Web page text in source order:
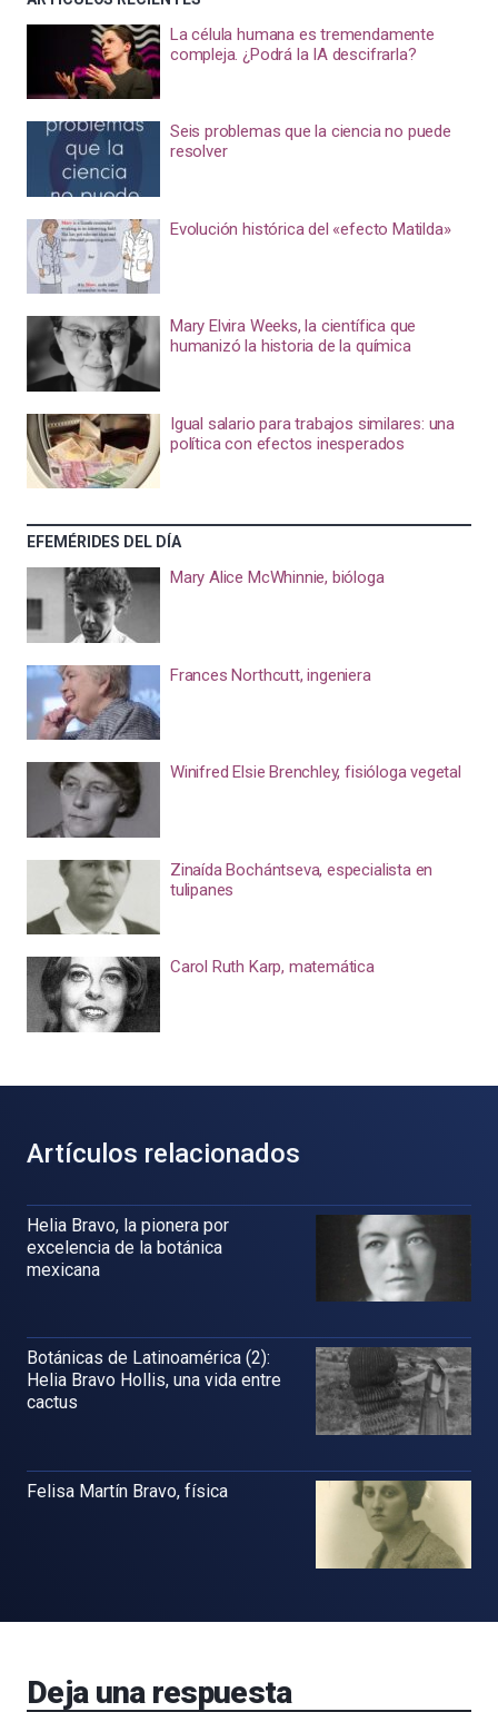
La célula humana es tremendamente
compleja. ¿Podrá la IA descifrarla?
Seis problemas que la ciencia no puede
resolver
Evolución histórica del «efecto Matilda»
Mary Elvira Weeks, la científica que
humanizó la historia de la química
Igual salario para trabajos similares: una
política con efectos inesperados
EFEMÉRIDES DEL DÍA
Mary Alice McWhinnie, bióloga
Frances Northcutt, ingeniera
Winifred Elsie Brenchley, fisióloga vegetal
Zinaída Bochántseva, especialista en
tulipanes
Carol Ruth Karp, matemática
Artículos relacionados
Helia Bravo, la pionera por
excelencia de la botánica
mexicana
Botánicas de Latinoamérica (2):
Helia Bravo Hollis, una vida entre
cactus
Felisa Martín Bravo, física
Deja una respuesta